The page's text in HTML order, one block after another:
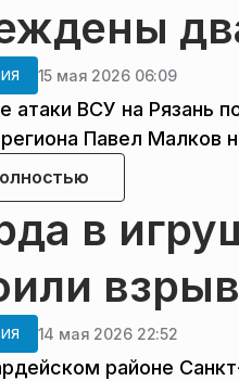
15 мая 2026 06:09
атаки ВСУ на
региона Павел Малков
в
14 мая 2026 22:52
районе